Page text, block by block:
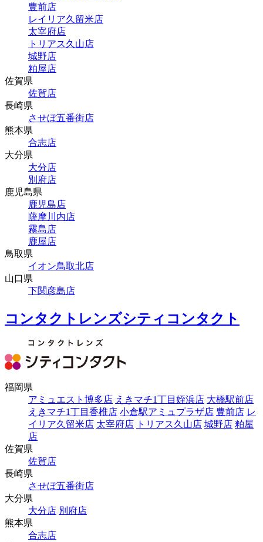
豊前店
レイリア久留米店
太宰府店
トリアス久山店
城野店
粕屋店
佐賀県
佐賀店
長崎県
させぼ五番街店
熊本県
合志店
大分県
大分店
別府店
鹿児島県
鹿児島店
薩摩川内店
霧島店
鹿屋店
鳥取県
イオン鳥取北店
山口県
下関彦島店
コンタクトレンズシティコンタクト
福岡県
アミュエスト博多店 えきマチ1丁目姪浜店 大橋駅前店
えきマチ1丁目香椎店 小倉駅アミュプラザ店 豊前店 レ
イリア久留米店 太宰府店 トリアス久山店 城野店 粕屋
店
佐賀県
佐賀店
長崎県
させぼ五番街店
大分県
大分店 別府店
熊本県
合志店